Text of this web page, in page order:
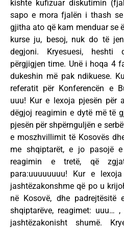
kishte kufizuar diskutimin
sapo e mora fjalën i thash
gjitha ato që kam menduar se
kurse ju, besoj, nuk do të
degjoni. Kryesuesi,
përgjigjen time. Unë i hoqa 4
dukeshin më pak ndikuese.
referatit për Konferencën e
uuu! Kur e lexoja pjesën për
dëgjoj reagimin e dytë më të
pjesën për shpërnguljën e
e moszhvillimit të Kosovës
me shqiptarët, e jo pasojë
reagimin e tretë, që
para:uuuuuuuu! Kur e
jashtëzakonshme që po u
në Kosovë, dhe
shqiptarëve, reagimet: uuu…
jashtëzakonisht shumë.